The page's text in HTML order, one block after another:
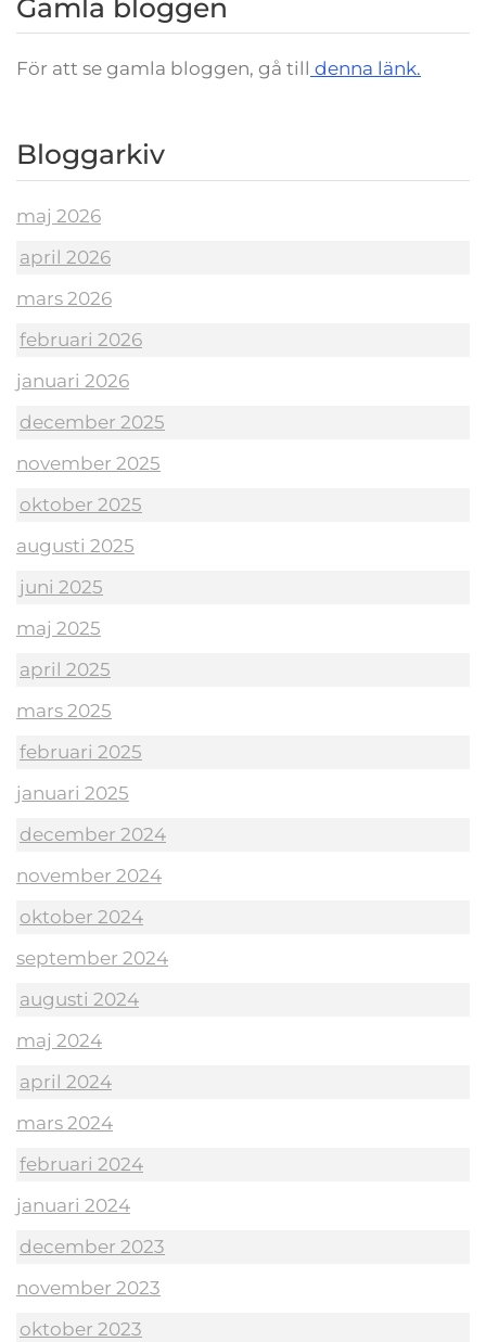
Gamla bloggen
För att se gamla bloggen, gå till denna länk.
Bloggarkiv
maj 2026
april 2026
mars 2026
februari 2026
januari 2026
december 2025
november 2025
oktober 2025
augusti 2025
juni 2025
maj 2025
april 2025
mars 2025
februari 2025
januari 2025
december 2024
november 2024
oktober 2024
september 2024
augusti 2024
maj 2024
april 2024
mars 2024
februari 2024
januari 2024
december 2023
november 2023
oktober 2023